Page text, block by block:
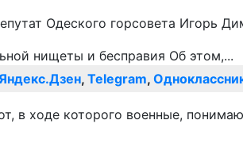
Одеского горсовета Игорь
Яндекс.Дзен, Telegram,
в ходе которого военные,